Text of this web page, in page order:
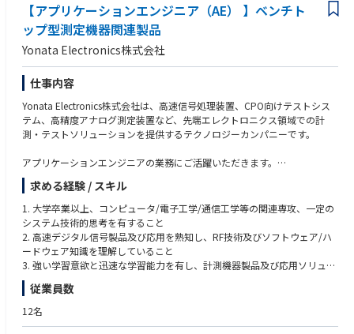
7、WPFまたはWinForms等の開発フレームワークに精通し、少なくとも1
つのクロスプラットフォームC#開発フレームワークに精通していること。
8、優れた設計思考を有し、オブジェクト指向プログラミング、マルチス
レッドプログラミング等の知識に精通し、下位機デバイス制御を理解
9、厳格な仕事態度、品質意識、高い学習能力を有すること
10、自動化テストプロセス及び関連ツールに精通している方を優先
【求める人物像】
• テクノロジーと市場の未来を見通せる方
• 0→1のフェーズを楽しめる方
• 高速で変化するスタートアップ環境をポジティブに捉えられる方
【アプリケーションエンジニア（AE） 】ベンチト
ップ型測定機器関連製品
Yonata Electronics株式会社
仕事内容
Yonata Electronics株式会社は、高速信号処理装置、CPO向けテストシス
テム、高精度アナログ測定装置など、先端エレクトロニクス領域での計
測・テストソリューションを提供するテクノロジーカンパニーです。
アプリケーションエンジニアの業務にご活躍いただきます。
【主な業務内容】
1. 顧客の技術的問い合わせに迅速に対応し、高速デジタル信号テスト計測
器製品及びアプリケーションソリューションの理解を支援。機器選定、操
作、応用、故障確認等の技術的問題を解決
2. 会社の高速デジタルテスト計測器製品の技術仕様策定・検証に参加し、
開発部門と連携して製品設計品質の向上を支援
連携した製品プロモーション及びマーケティング活動を支援
4. 会社の新開発製品に対する独立テストを実施
求める経験 / スキル
1. 大学卒業以上、コンピュータ/電子工学/通信工学等の関連専攻、一定の
システム技術的思考を有すること
2. 高速デジタル信号製品及び応用を熟知し、RF技術及びソフトウェア/ハ
ードウェア知識を理解していること
3. 強い学習意欲と迅速な学習能力を有し、計測機器製品及び応用ソリュー
ションの理解があることが望ましい
4. 優れたコミュニケーション能力（言語及び文書、Officeソフト）、良好
な日本語力又は英語力を有することが望ましい
従業員数
12名